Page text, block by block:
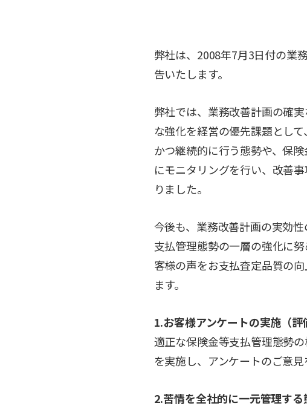
弊社は、2008年7月3日付の業
告いたします。
弊社では、業務改善計画の確
な強化を経営の優先課題とし
かつ継続的に行う態勢や、保
にモニタリングを行い、改善
りました。
今後も、業務改善計画の実効
支払管理態勢の一層の強化に
客様の声をお支払査定品質の
ます。
1.お客様アンケートの実施（評
適正な保険金等支払管理態勢
を実施し、アンケートのご意
2.苦情を全社的に一元管理す